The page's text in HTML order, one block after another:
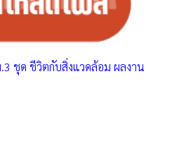
.3 ชุด ชีวิตกับสิ่งแวดล้อม ผลงาน